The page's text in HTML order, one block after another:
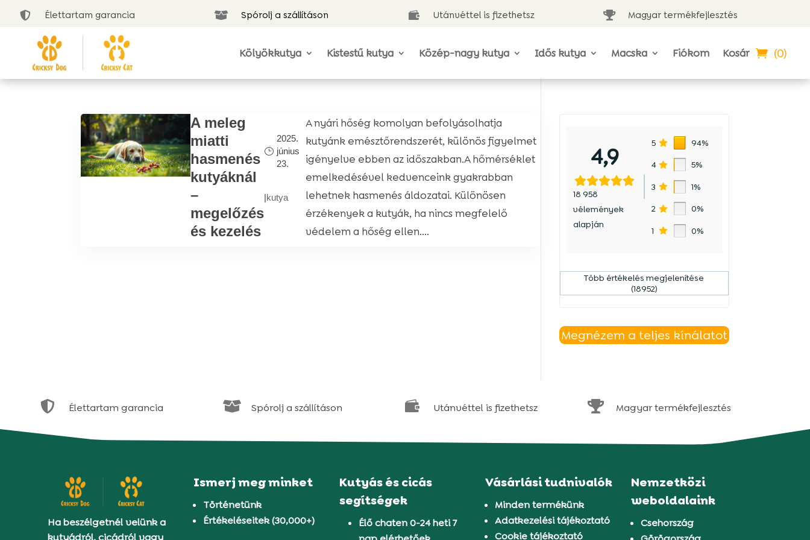
 Élettartam garancia  Spórolj a szállításon  Utánvéttel is fizethetsz  Magyar termékfejlesztés
Kölyökkutya Kistestű kutya Közép-nagy kutya Idős kutya Macska Fiókom Kosár (0)
A meleg
miatti
hasmenés
kutyáknál
–
megelőzés
és kezelés
2025.
június
23.
|kutya
A nyári hőség komolyan befolyásolhatja
kutyánk emésztőrendszerét, különös figyelmet
igényelve ebben az időszakban.A hőmérséklet
emelkedésével kedvenceink gyakrabban
lehetnek hasmenés áldozatai. Különösen
érzékenyek a kutyák, ha nincs megfelelő
védelem a hőség ellen....
4,9
18 958
vélemények
alapján
5 94%
4 5%
3 1%
2 0%
1 0%
Több értékelés megjelenítése
(18952)
Megnézem a teljes kínálatot
 Élettartam garancia  Spórolj a szállításon  Utánvéttel is fizethetsz  Magyar termékfejlesztés
Ha beszélgetnél velünk a
kutyádról, cicádról vagy
Ismerj meg minket
Történetünk
Értékeléseitek (30,000+)
Kutyás és cicás
segítségek
Élő chaten 0-24 heti 7
Vásárlási tudnivalók
Minden termékünk
Adatkezelési tájékoztató
Cookie tájékoztató
Nemzetközi
weboldalaink
Csehország